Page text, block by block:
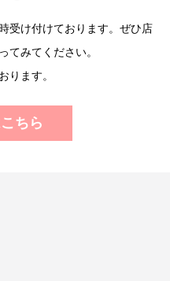
受け付けております。ぜひ店
てみてください。
ります。
ちら